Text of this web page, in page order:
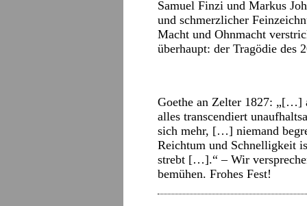
Samuel Finzi und Markus
und schmerzlicher
Macht und Ohnmacht
überhaupt: der Tragödie des
Goethe an Zelter 1827: „[…]
alles transcendiert
sich mehr, […] niemand
Reichtum und Schnelligkeit
strebt […].“ – Wir
bemühen. Frohes Fest!